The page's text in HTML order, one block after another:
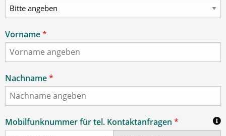
Vorname*
Nachname*
Mobilfunknummer für tel. Kontaktanfragen *